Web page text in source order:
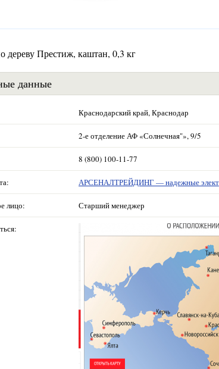
дереву Престиж, каштан, 0,3 кг
данные
Краснодарский край, Краснодар
2-е отделение АФ «Солнечная"», 9/5
8 (800) 100-11-77
АРСЕНАЛТРЕЙДИНГ — надежные
лицо: Старший менеджер